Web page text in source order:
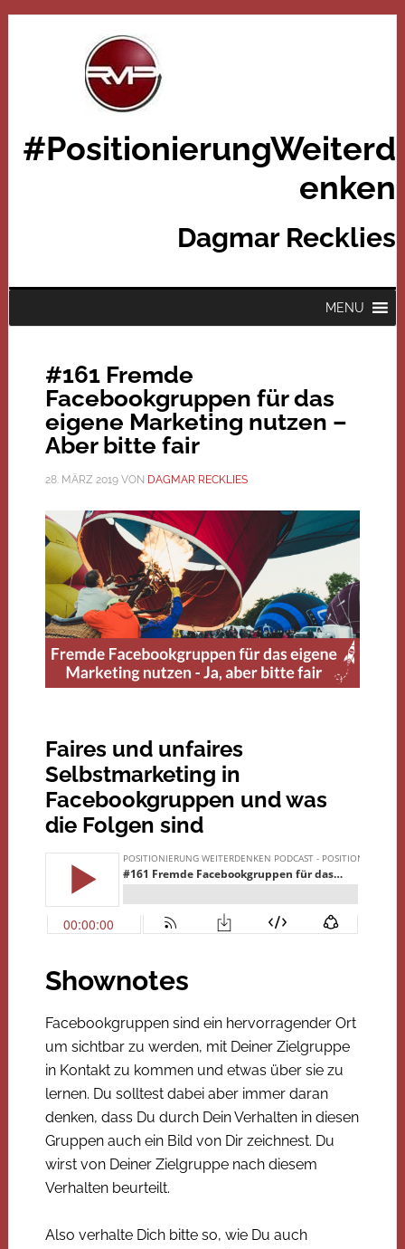
#PositionierungWeiterd
enken
Dagmar Recklies
MENU
#161 Fremde
Facebookgruppen für das
eigene Marketing nutzen –
Aber bitte fair
28. MÄRZ 2019VON DAGMAR RECKLIES
Faires und unfaires
Selbstmarketing in
Facebookgruppen und was
die Folgen sind
Shownotes
Facebookgruppen sind ein hervorragender Ort
um sichtbar zu werden, mit Deiner Zielgruppe
in Kontakt zu kommen und etwas über sie zu
lernen. Du solltest dabei aber immer daran
denken, dass Du durch Dein Verhalten in diesen
Gruppen auch ein Bild von Dir zeichnest. Du
wirst von Deiner Zielgruppe nach diesem
Verhalten beurteilt.
Also verhalte Dich bitte so, wie Du auch